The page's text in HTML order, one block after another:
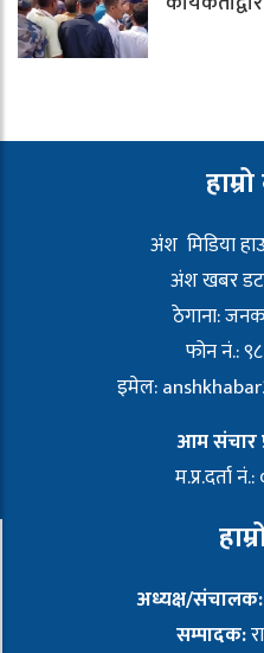
अंश मिडिया
अंश खबर
ठेगाना:
फोन नं.:
इमेल:
आम संचार
म.प्र.दर्ता
अध्यक्ष/संचालक:
सम्पादक: